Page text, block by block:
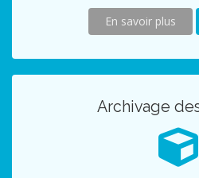
En savoir plus
Archivage